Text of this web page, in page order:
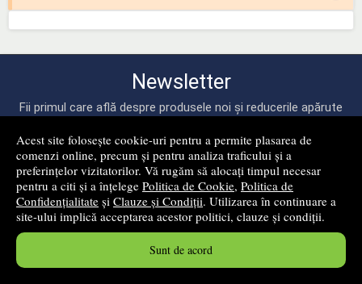
Acest site folosește cookie-uri pentru a permite plasarea de
comenzi online, precum și pentru analiza traficului și a
preferințelor vizitatorilor. Vă rugăm să alocați timpul necesar
pentru a citi și a înțelege Politica de Cookie, Politica de
Confidențialitate și Clauze și Condiții. Utilizarea în continuare a
site-ului implică acceptarea acestor politici, clauze și condiții.
Sunt de acord
Newsletter
Fii primul care află despre produsele noi și reducerile apărute
mă abonez!